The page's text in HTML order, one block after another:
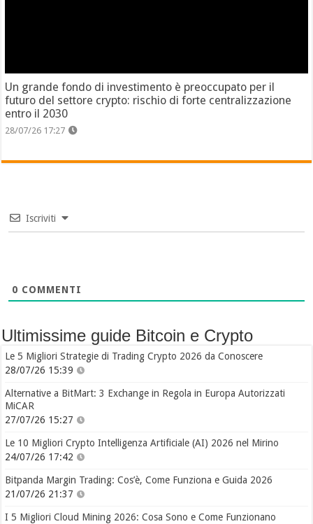
Un grande fondo di investimento è preoccupato per il
futuro del settore crypto: rischio di forte centralizzazione
entro il 2030
28/07/26 17:27
Iscriviti
0 COMMENTI
Ultimissime guide Bitcoin e Crypto
Le 5 Migliori Strategie di Trading Crypto 2026 da Conoscere
28/07/26 15:39
Alternative a BitMart: 3 Exchange in Regola in Europa Autorizzati
MiCAR
27/07/26 15:27
Le 10 Migliori Crypto Intelligenza Artificiale (AI) 2026 nel Mirino
24/07/26 17:42
Bitpanda Margin Trading: Cos’è, Come Funziona e Guida 2026
21/07/26 21:37
I 5 Migliori Cloud Mining 2026: Cosa Sono e Come Funzionano